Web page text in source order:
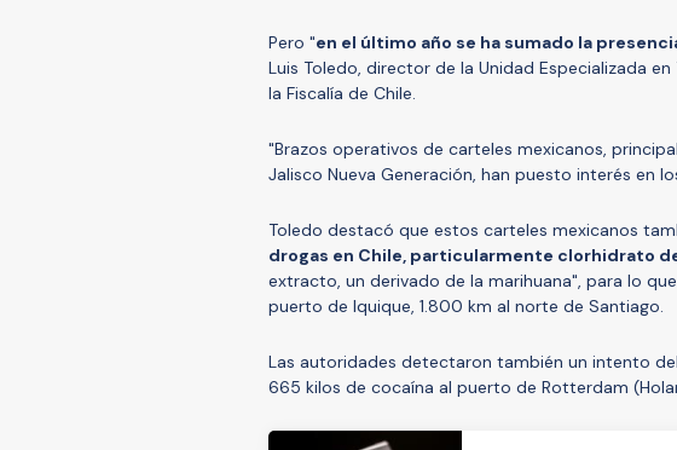
Pero "en el último año se ha sumado la
Luis Toledo, director de la Unidad Especializada
la Fiscalía de Chile.
"Brazos operativos de carteles mexicanos,
Jalisco Nueva Generación, han puesto interés en
Toledo destacó que estos carteles mexicanos
drogas en Chile, particularmente clorhidrato
extracto, un derivado de la marihuana", para lo
puerto de Iquique, 1.800 km al norte de Santiago.
Las autoridades detectaron también un intento
665 kilos de cocaína al puerto de Rotterdam